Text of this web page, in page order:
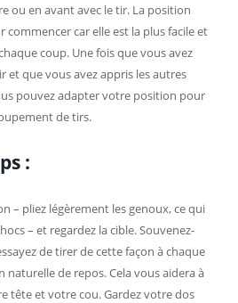
ou en avant avec le tir. La position
commencer car elle est la plus facile et
coup. Une fois que vous avez
que vous avez appris les autres
pouvez adapter votre position pour
de tirs.
:
– pliez légèrement les genoux, ce qui
– et regardez la cible. Souvenez-
de tirer de cette façon à chaque
naturelle de repos. Cela vous aidera à
tête et votre cou. Gardez votre dos